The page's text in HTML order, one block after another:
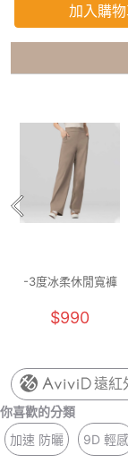
加入購
-3度冰柔休閒寬褲
2XL)
$990
遠紅
你喜歡的分類
加速 防曬
9D 輕感